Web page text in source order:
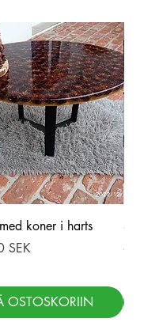
koner i harts
SEK
OSTOSKORIIN
Stor
Hinta
69